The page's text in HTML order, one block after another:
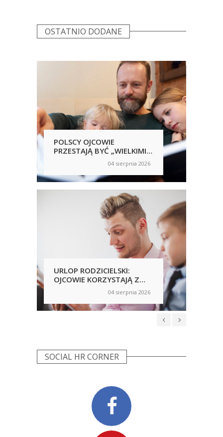
OSTATNIO DODANE
POLSCY OJCOWIE
PRZESTAJĄ BYĆ „WIELKIMI
04 sierpnia 2026
URLOP RODZICIELSKI:
OJCOWIE KORZYSTAJĄ Z
NICH CHĘTNIEJ, ALE
NIERÓWNOŚCI NADAL SĄ
WIDOCZNE
04 sierpnia 2026
SOCIAL HR CORNER